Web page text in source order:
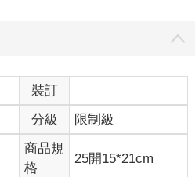
裝訂
分級 限制級
商品規
格
25開15*21cm